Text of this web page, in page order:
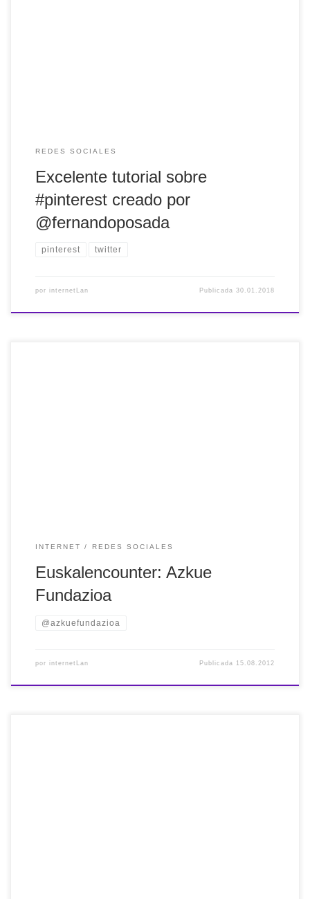
REDES SOCIALES
Excelente tutorial sobre
#pinterest creado por
@fernandoposada
pinterest twitter
por internetLan Publicada30.01.2018
INTERNET REDES SOCIALES
Euskalencounter: Azkue
Fundazioa
@azkuefundazioa
por internetLan Publicada 15.08.2012